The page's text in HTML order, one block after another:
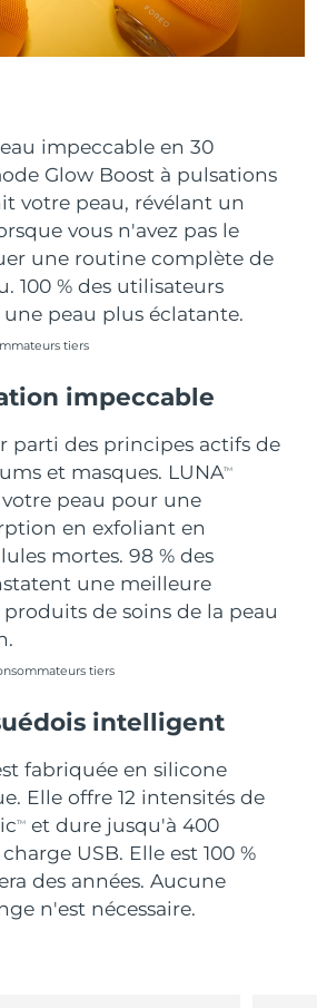
impeccable en 30
Glow Boost à pulsations
votre peau, révélant un
vous n'avez pas le
une routine complète de
100 % des utilisateurs
peau plus éclatante.
tiers
impeccable
parti des principes actifs de
et masques. LUNATM
peau pour une
en exfoliant en
mortes. 98 % des
une meilleure
de soins de la peau
tiers
intelligent
fabriquée en silicone
Elle offre 12 intensités de
TM
et dure jusqu'à 400
USB. Elle est 100 %
des années. Aucune
n'est nécessaire.
Livraison estimée8/10/26
Livraison estimée
Livraison estimée
Livraison estimée8/14/26
Livraison estimée